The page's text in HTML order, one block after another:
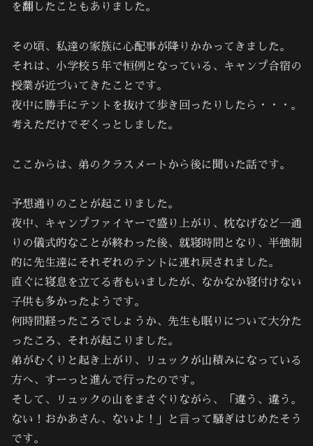
を翻したこともありました。
その頃、私達の家族に心配事が降りかかってきました。
それは、小学校５年で恒例となっている、キャンプ合宿の
授業が近づいてきたことです。
夜中に勝手にテントを抜けて歩き回ったりしたら・・・。
考えただけでぞくっとしました。
ここからは、弟のクラスメートから後に聞いた話です。
予想通りのことが起こりました。
夜中、キャンプファイヤーで盛り上がり、枕なげなど一通
りの儀式的なことが終わった後、就寝時間となり、半強制
的に先生達にそれぞれのテントに連れ戻されました。
直ぐに寝息を立てる者もいましたが、なかなか寝付けない
子供も多かったようです。
何時間経ったころでしょうか、先生も眠りについて大分た
ったころ、それが起こりました。
弟がむくりと起き上がり、リュックが山積みになっている
方へ、すーっと進んで行ったのです。
そして、リュックの山をまさぐりながら、「違う、違う。
ない！おかあさん、ないよ！」と言って騒ぎはじめたそう
です。